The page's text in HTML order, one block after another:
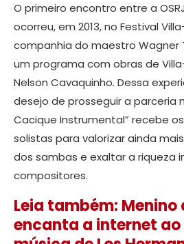
O primeiro encontro entre a
ocorreu, em 2013, no Festival
companhia do maestro Wagner
um programa com obras de
Nelson Cavaquinho. Dessa
desejo de prosseguir a parceria
Cacique Instrumental” recebe
solistas para valorizar ainda
dos sambas e exaltar a riqueza
compositores.
Leia também: Menino
encanta a internet